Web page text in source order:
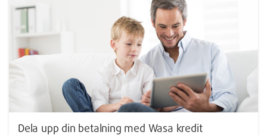
Dela upp din betalning med Wasa kredit